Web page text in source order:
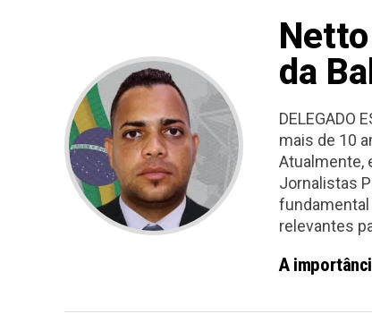
da
DELEGADO
mais de 10
Atualmente,
Jornalistas
fundamental
relevantes
A